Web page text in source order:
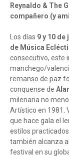
Reynaldo & The
compañero (y
Los días 9 y 10 de
de Música
consecutivo, este
manchego/
remanso de paz
conquense de
milenaria no
Artístico en 1981.
que hace gala el
estilos
también alcanza
festival en su